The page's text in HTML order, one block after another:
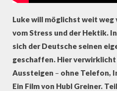
Luke will möglichst weit
vom Stress und der Hektik.
sich der Deutsche seinen
geschaffen. Hier verwirklicht
Aussteigen – ohne Telefon,
Ein Film von Hubl Greiner.